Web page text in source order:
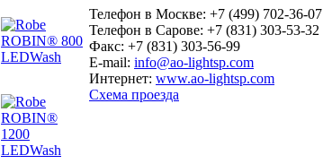
Телефон в Москве: +7 (499) 702-36-07
Телефон в Сарове: +7 (831) 303-53-32
Факс: +7 (831) 303-56-99
E-mail: info@ao-lightsp.com
Интернет: www.ao-lightsp.com
Схема проезда